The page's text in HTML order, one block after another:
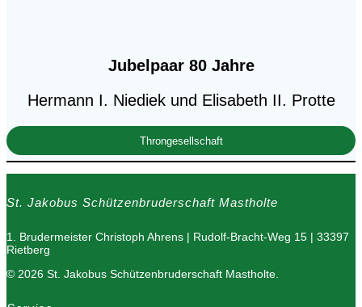
Jubelpaar 80 Jahre
Hermann I. Niediek und Elisabeth II. Protte
Throngesellschaft
St. Jakobus Schützenbruderschaft Mastholte
1. Brudermeister Christoph Ahrens | Rudolf-Bracht-Weg 15 | 33397
Rietberg
© 2026 St. Jakobus Schützenbruderschaft Mastholte.